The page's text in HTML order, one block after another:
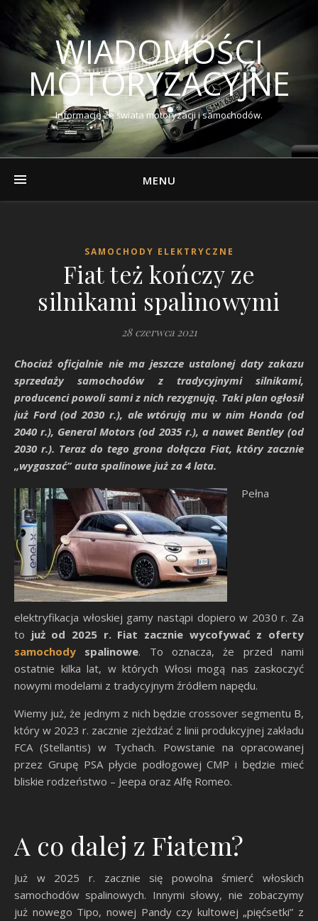
WIADOMOŚCI
MOTORYZACYJNE
Informacje ze świata motoryzacji i samochodów.
MENU
SAMOCHODY ELEKTRYCZNE
Fiat też kończy ze
silnikami spalinowymi
28 czerwca 2021
Chociaż oficjalnie nie ma jeszcze ustalonej daty zakazu
sprzedaży samochodów z tradycyjnymi silnikami,
producenci powoli sami z nich rezygnują. Taki plan ogłosił
już Ford (od 2030 r.), ale wtórują mu w nim Honda (od
2040 r.), General Motors (od 2035 r.), a nawet Bentley (od
2030 r.). Teraz do tego grona dołącza Fiat, który zacznie
„wygaszać” auta spalinowe już za 4 lata.
Pełna
elektryfikacja włoskiej gamy nastąpi dopiero w 2030 r. Za
to już od 2025 r. Fiat zacznie wycofywać z oferty
samochody spalinowe. To oznacza, że przed nami
ostatnie kilka lat, w których Włosi mogą nas zaskoczyć
nowymi modelami z tradycyjnym źródłem napędu.
Wiemy już, że jednym z nich będzie crossover segmentu B,
który w 2023 r. zacznie zjeżdżać z linii produkcyjnej zakładu
FCA (Stellantis) w Tychach. Powstanie na opracowanej
przez Grupę PSA płycie podłogowej CMP i będzie mieć
bliskie rodzeństwo – Jeepa oraz Alfę Romeo.
A co dalej z Fiatem?
Już w 2025 r. zacznie się powolna śmierć włoskich
samochodów spalinowych. Innymi słowy, nie zobaczymy
już nowego Tipo, nowej Pandy czy kultowej „pięćsetki” z